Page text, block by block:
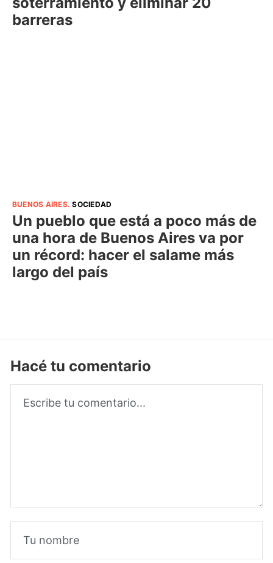
barreras
BUENOS AIRES.SOCIEDAD
Un pueblo que está a poco más de
una hora de Buenos Aires va por
un récord: hacer el salame más
largo del país
Hacé tu comentario